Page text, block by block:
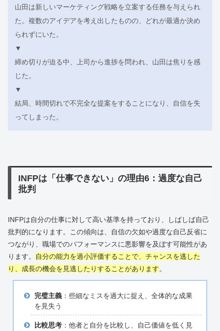
山田は新しいマーケティング戦略を立案する任務を与えられ
た。複数のアイデアを考え出したものの、どれが最適か決め
られずにいた。
▼
締め切りが迫る中、上司から進捗を問われ、山田は焦りを感
じた。
▼
結局、時間切れで不完全な提案をすることになり、自信を失
ってしまった。
INFPは「仕事できない」の理由6：過度な自己
批判
INFPは自分の仕事に対して高い基準を持っており、しばしば自己
批判的になります。この傾向は、自信の欠如や過度な自己反省に
つながり、職場でのパフォーマンスに悪影響を及ぼす可能性があ
ります。
自分の能力を過小評価することで、チャンスを逃した
り、成長の機会を見逃したりすることがあります。
完璧主義：些細なミスを過大に捉え、全体的な成果
を見失う
比較思考：他者と自分を比較し、自己価値を低く見